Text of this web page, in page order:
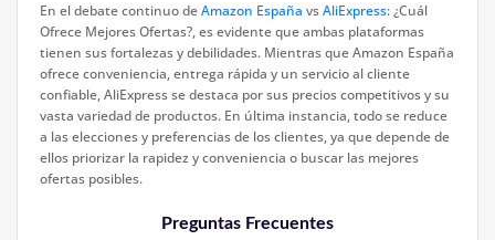
En el debate continuo deAmazon España vsAliExpress: ¿Cuál
Ofrece Mejores Ofertas?, es evidente que ambas plataformas
tienen sus fortalezas y debilidades. Mientras que Amazon España
ofrece conveniencia, entrega rápida y un servicio al cliente
confiable, AliExpress se destaca por sus precios competitivos y su
vasta variedad de productos. En última instancia, todo se reduce
a las elecciones y preferencias de los clientes, ya que depende de
ellos priorizar la rapidez y conveniencia o buscar las mejores
ofertas posibles.
Preguntas Frecuentes